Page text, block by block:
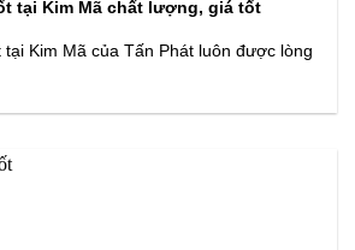
tại Kim Mã chất lượng, giá tốt
tại Kim Mã của Tấn Phát luôn được lòng